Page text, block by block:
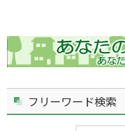
フリーワード検索